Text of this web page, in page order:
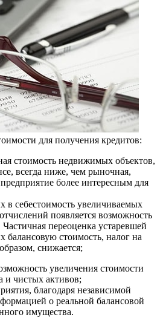
для получения кредитов:
стоимость недвижимых объектов,
всегда ниже, чем рыночная,
более интересным для
в себестоимость увеличиваемых
появляется возможность
переоценка устаревшей
балансовую стоимость, налог на
снижается;
увеличения стоимости
и чистых активов;
благодаря независимой
о реальной балансовой
имущества.